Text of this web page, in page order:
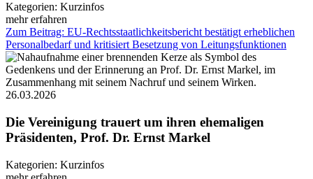
Kategorien: Kurzinfos
mehr erfahren
Zum Beitrag: EU-Rechtsstaatlichkeitsbericht bestätigt erheblichen
Personalbedarf und kritisiert Besetzung von Leitungsfunktionen
26.03.2026
Die Vereinigung trauert um ihren ehemaligen
Präsidenten, Prof. Dr. Ernst Markel
Kategorien: Kurzinfos